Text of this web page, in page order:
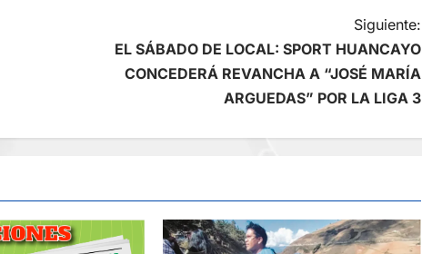
Siguiente:
EL SÁBADO DE LOCAL: SPORT HUANCAYO
CONCEDERÁ REVANCHA A “JOSÉ MARÍA
ARGUEDAS” POR LA LIGA 3